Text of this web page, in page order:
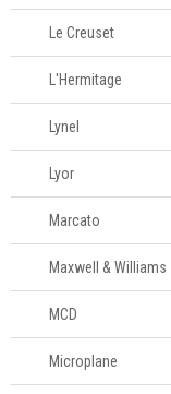
Le Creuset
L'Hermitage
Lynel
Lyor
Marcato
Maxwell & Williams
MCD
Microplane